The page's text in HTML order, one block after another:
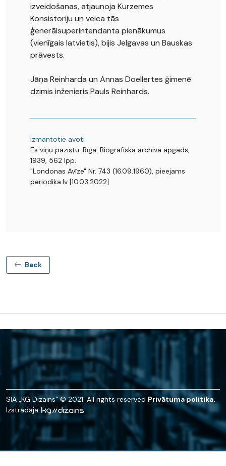
izveidošanas, atjaunoja Kurzemes
Konsistoriju un veica tās
ģenerālsuperintendanta pienākumus
(vienīgais latvietis), bijis Jelgavas un Bauskas
prāvests.
Jāņa Reinharda un Annas Doellertes ģimenē
dzimis inženieris Pauls Reinhards.
Izmantotie avoti
Es viņu pazīstu. Rīga: Biografiskā archiva apgāds,
1939, 562 lpp.
"Londonas Avīze" Nr. 743 (16.09.1960), pieejams
periodika.lv [10.03.2022]
Back
SIA „KG Dizains“ © 2021. All rights reserved Privātuma politika.
Izstrādāja: